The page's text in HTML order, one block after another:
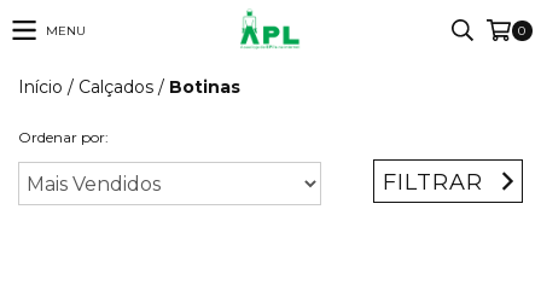
MENU 0
Início / Calçados / Botinas
Ordenar por:
FILTRAR